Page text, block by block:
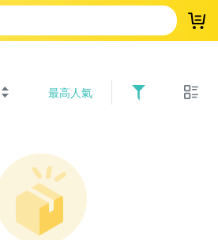
登
最高人氣